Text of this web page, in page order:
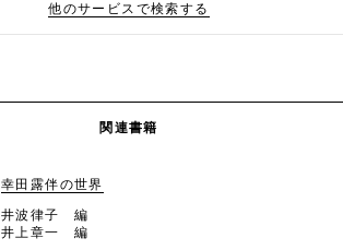
他のサービスで検索する
関連書籍
幸田露伴の世界
井波律子 編
井上章一 編